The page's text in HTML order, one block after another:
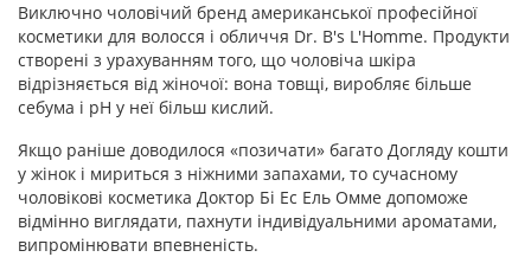
Виключно чоловічий бренд американської професійної
косметики для волосся і обличчя Dr. B's L'Homme. Продукти
створені з урахуванням того, що чоловіча шкіра
відрізняється від жіночої: вона товщі, виробляє більше
себума і pH у неї більш кислий.
Якщо раніше доводилося «позичати» багато Догляду кошти
у жінок і мириться з ніжними запахами, то сучасному
чоловікові косметика Доктор Бі Ес Ель Омме допоможе
відмінно виглядати, пахнути індивідуальними ароматами,
випромінювати впевненість.